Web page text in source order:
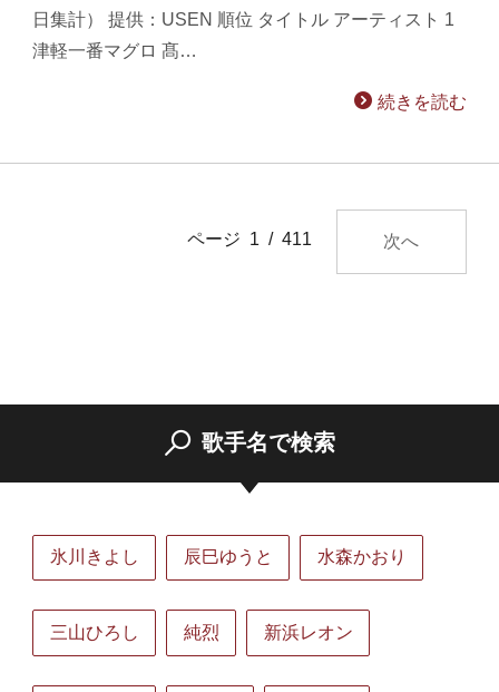
日集計） 提供：USEN 順位 タイトル アーティスト 1
津軽一番マグロ 髙…
続きを読む
ページ 1 / 411 次へ
歌手名で検索
氷川きよし 辰巳ゆうと 水森かおり
三山ひろし 純烈 新浜レオン